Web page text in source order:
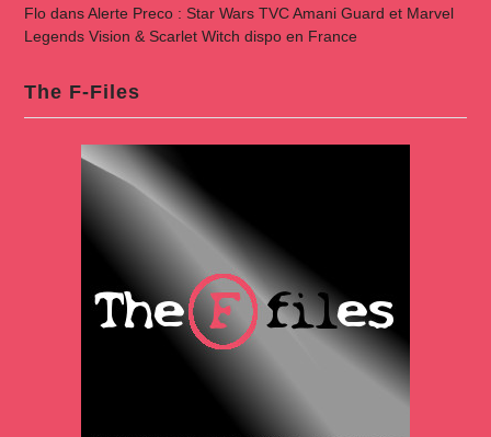
FlodansAlerte Preco : Star Wars TVC Amani Guard et Marvel
Legends Vision & Scarlet Witch dispo en France
The F-Files